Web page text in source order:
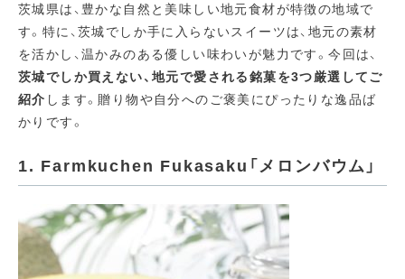
茨城県は、豊かな自然と美味しい地元食材が特徴の地域で
す。特に、茨城でしか手に入らないスイーツは、地元の素材
を活かし、温かみのある優しい味わいが魅力です。今回は、
茨城でしか買えない、地元で愛される銘菓を3つ厳選してご
紹介 します。贈り物や自分へのご褒美にぴったりな逸品ば
かりです。
1. Farmkuchen Fukasaku「メロンバウム」